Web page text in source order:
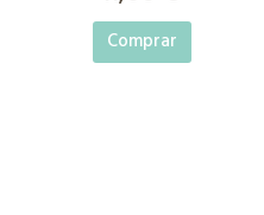
Comprar